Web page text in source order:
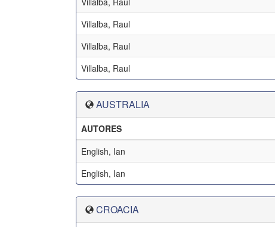
Villalba, Raul
Villalba, Raul
Villalba, Raul
AUSTRALIA
AUTORES
English, Ian
English, Ian
CROACIA